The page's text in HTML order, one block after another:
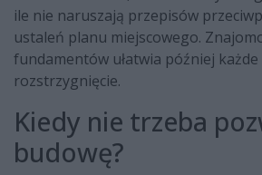
ile nie naruszają przepisów
ustaleń planu miejscowego.
fundamentów ułatwia później każde
rozstrzygnięcie.
Kiedy nie trzeba
budowę?